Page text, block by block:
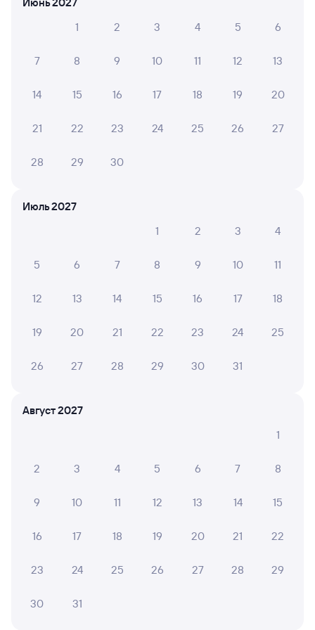
16 248 рублей, в купейном вагоне примерно
Инструкция по приобретению билетов
Способы оплаты
Правила работы сервиса
Другие авиарейсы из Анапы
Июнь 2027
1
2 3 4 5 6
7 8 9 10 11 12 13
14 15 16 17 18 19 20
21 22 23 24 25 26 27
28 29 30
Июль 2027
1
2 3 4
5 6 7 8 9 10 11
12 13 14 15 16 17 18
19 20 21 22 23 24 25
26 27 28 29 30 31
Август 2027
1
2 3 4 5 6 7 8
9 10 11 12 13 14 15
16 17 18 19 20 21 22
23 24 25 26 27 28 29
30 31